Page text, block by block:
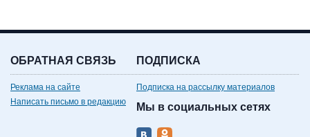
ОБРАТНАЯ СВЯЗЬ
Реклама на сайте
Написать письмо в редакцию
ПОДПИСКА
Подписка на рассылку материалов
Мы в социальных сетях